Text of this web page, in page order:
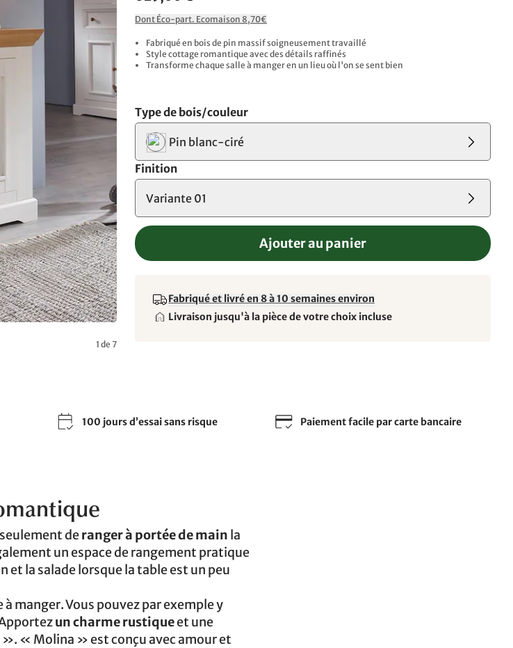
1 de 7
Dont Éco-part. Ecomaison 8,70€
Fabriqué en bois de pin massif soigneusement travaillé
Style cottage romantique avec des détails raffinés
Transforme chaque salle à manger en un lieu où l'on se sent bien
Type de bois/couleur
Pin blanc-ciré
Finition
Variante 01
Ajouter au panier
Fabriqué et livré en 8 à 10 semaines environ
Livraison jusqu'à la pièce de votre choix incluse
100 jours d’essai sans risque Paiement facile par carte bancaire
deranger à portée de main la
un espace de rangement pratique
et la salade lorsque la table est un peu
manger. Vous pouvez par exemple y
un charme rustiqueet une
« Molina » est conçu avec amour et